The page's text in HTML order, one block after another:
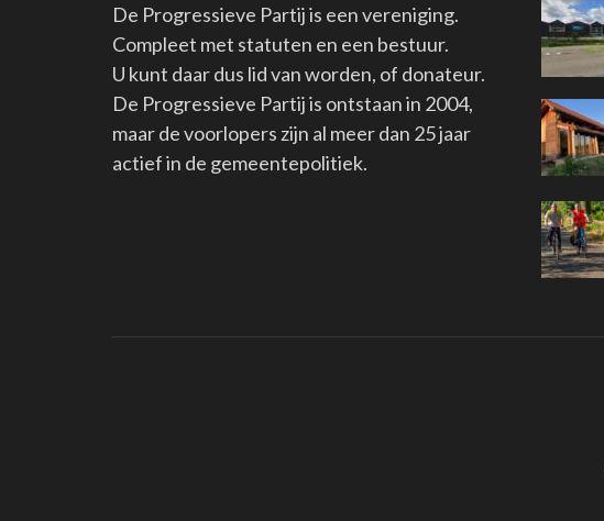
De Progressieve Partij is een vereniging.
Compleet met statuten en een bestuur.
U kunt daar dus lid van worden, of donateur.
De Progressieve Partij is ontstaan in 2004,
maar de voorlopers zijn al meer dan 25 jaar
actief in de gemeentepolitiek.